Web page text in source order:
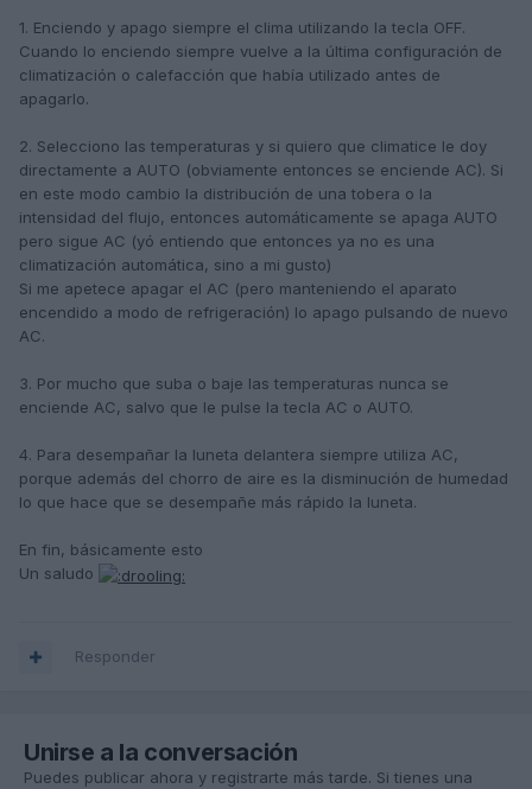
1. Enciendo y apago siempre el clima utilizando la tecla OFF.
Cuando lo enciendo siempre vuelve a la última configuración de
climatización o calefacción que había utilizado antes de
apagarlo.
2. Selecciono las temperaturas y si quiero que climatice le doy
directamente a AUTO (obviamente entonces se enciende AC). Si
en este modo cambio la distribución de una tobera o la
intensidad del flujo, entonces automáticamente se apaga AUTO
pero sigue AC (yó entiendo que entonces ya no es una
climatización automática, sino a mi gusto)
Si me apetece apagar el AC (pero manteniendo el aparato
encendido a modo de refrigeración) lo apago pulsando de nuevo
AC.
3. Por mucho que suba o baje las temperaturas nunca se
enciende AC, salvo que le pulse la tecla AC o AUTO.
4. Para desempañar la luneta delantera siempre utiliza AC,
porque además del chorro de aire es la disminución de humedad
lo que hace que se desempañe más rápido la luneta.
En fin, básicamente esto
Un saludo
Responder
Unirse a la conversación
Puedes publicar ahora y registrarte más tarde. Si tienes una